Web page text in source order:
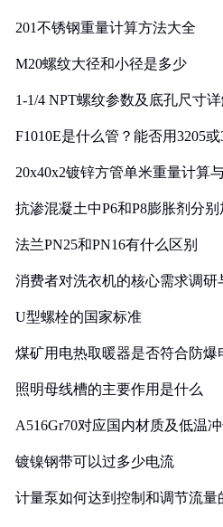
201不锈钢重量计算方法大全
M20螺纹大径和小径是多少
1-1/4 NPT螺纹参数及底孔尺寸
F1010E是什么管？能否用3205或
20x40x2镀锌方管单米重量计算
抗渗混凝土中P6和P8膨胀剂分
法兰PN25和PN16有什么区别
消费者对洗衣机的核心需求调研
U型螺栓的国家标准
煤矿用电热取暖器是否符合防爆
照明母线槽的主要作用是什么
A516Gr70对应国内材质及低温
镀镍钢带可以过多少电流
计量泵如何达到控制和调节流量